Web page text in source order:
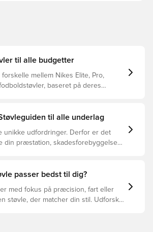
til alle budgetter
mellem Nikes Elite, Pro,
baseret på deres
til alle underlag
unikke udfordringer. Derfor er det
din præstation, skadesforebyggelse
valg til de forskellige typer
passer bedst til dig?
med fokus på præcision, fart eller
støvle, der matcher din stil. Udforsk